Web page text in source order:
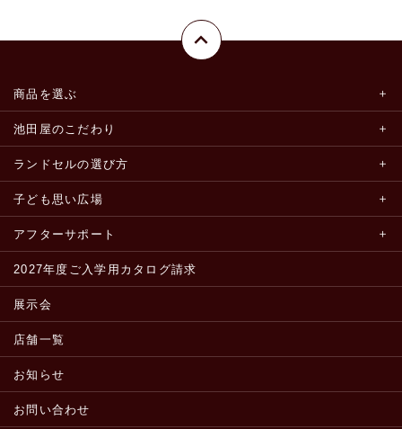
商品を選ぶ
池田屋のこだわり
ランドセルの選び方
子ども思い広場
アフターサポート
2027年度ご入学用カタログ請求
展示会
店舗一覧
お知らせ
お問い合わせ